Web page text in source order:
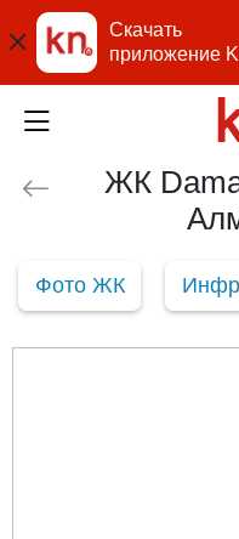
Скачать
приложение
ЖК
Фото ЖК